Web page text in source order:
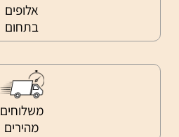
אלופים
בתחום
משלוחים
מהירים